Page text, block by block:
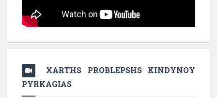
XARTHS PROBLEPSHS KINDYNOY
PYRKAGIAS